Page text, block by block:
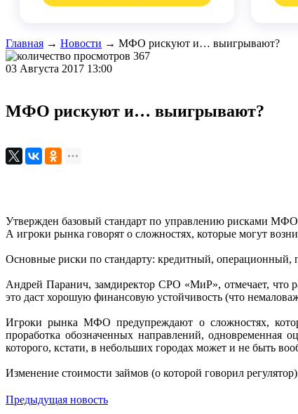
Главная → Новости → МФО рискуют и… выигрывают?
367
03 Августа 2017 13:00
МФО рискуют и… выигрывают?
Утвержден базовый стандарт по управлению рисками
А игроки рынка говорят о сложностях, которые могут
Основные риски по стандарту: кредитный, операционный,
Андрей Паранич, замдиректор СРО «МиР», отмечает, что
это даст хорошую финансовую устойчивость (что
Игроки рынка МФО предупреждают о сложностях,
проработка обозначенных направлений, одновременная
которого, кстати, в небольших городах может и не быть
Изменение стоимости займов (о которой говорил
Предыдущая новость